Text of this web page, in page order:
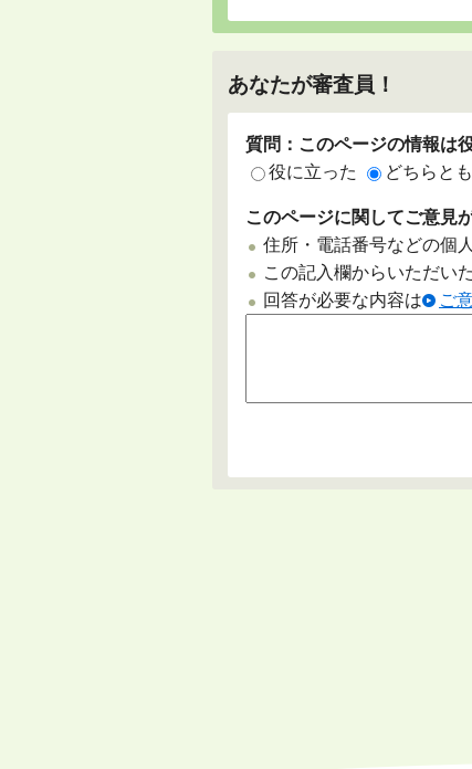
あなたが審査員！
質問：このページの情報は
役に立った
どちらと
このページに関してご意見
住所・電話番号などの個
この記入欄からいただい
回答が必要な内容は
ご